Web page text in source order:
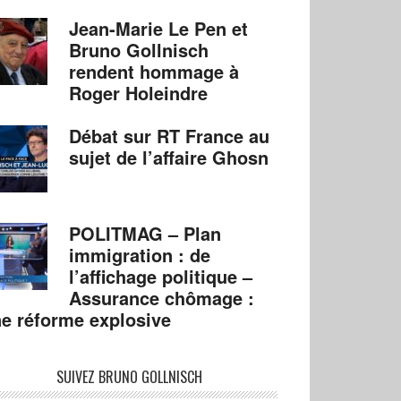
Jean-Marie Le Pen et
Bruno Gollnisch
rendent hommage à
Roger Holeindre
Débat sur RT France au
sujet de l’affaire Ghosn
POLITMAG – Plan
immigration : de
l’affichage politique –
Assurance chômage :
réforme explosive
SUIVEZ BRUNO GOLLNISCH